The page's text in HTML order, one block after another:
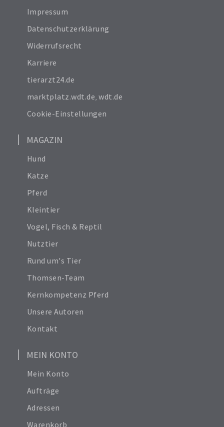
Impressum
Datenschutzerklärung
Widerrufsrecht
Karriere
tierarzt24.de
marktplatz.wdt.de,wdt.de
Cookie-Einstellungen
MAGAZIN
Hund
Katze
Pferd
Kleintier
Vogel, Fisch & Reptil
Nutztier
Rund um's Tier
Thomsen-Team
Kernkompetenz Pferd
Unsere Autoren
Kontakt
MEIN KONTO
Mein Konto
Aufträge
Adressen
Warenkorb